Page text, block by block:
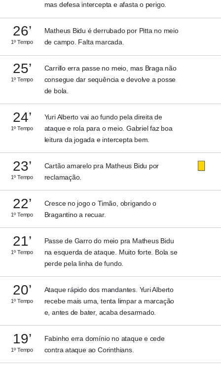
mas defesa intercepta e afasta o perigo.
26’
1º Tempo
Matheus Bidu é derrubado por Pitta no meio
de campo. Falta marcada.
25’
1º Tempo
Carrillo erra passe no meio, mas Braga não
consegue dar sequência e devolve a posse
de bola.
24’
1º Tempo
Yuri Alberto vai ao fundo pela direita de
ataque e rola para o meio. Gabriel faz boa
leitura da jogada e intercepta bem.
23’
1º Tempo
Cartão amarelo pra Matheus Bidu por
reclamação.
22’
1º Tempo
Cresce no jogo o Timão, obrigando o
Bragantino a recuar.
21’
1º Tempo
Passe de Garro do meio pra Matheus Bidu
na esquerda de ataque. Muito forte. Bola se
perde pela linha de fundo.
20’
1º Tempo
Ataque rápido dos mandantes. Yuri Alberto
recebe mais uma, tenta limpar a marcação
e, antes de bater, acaba desarmado.
19’
1º Tempo
Fabinho erra domínio no ataque e cede
contra ataque ao Corinthians.